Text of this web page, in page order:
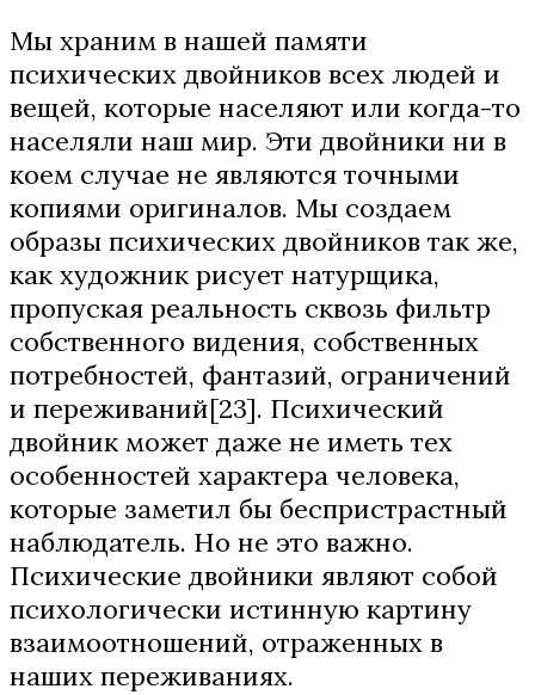
Мы храним в нашей памяти
психических двойников всех людей и
вещей, которые населяют или когда-то
населяли наш мир. Эти двойники ни в
коем случае не являются точными
копиями оригиналов. Мы создаем
образы психических двойников так же,
как художник рисует натурщика,
пропуская реальность сквозь фильтр
собственного видения, собственных
потребностей, фантазий, ограничений
и переживаний[23]. Психический
двойник может даже не иметь тех
особенностей характера человека,
которые заметил бы беспристрастный
наблюдатель. Но не это важно.
Психические двойники являют собой
психологически истинную картину
взаимоотношений, отраженных в
наших переживаниях.